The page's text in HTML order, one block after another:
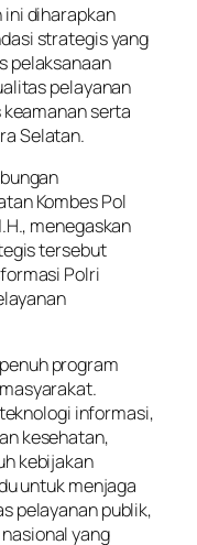
ini diharapkan
strategis yang
pelaksanaan
pelayanan
serta
Selatan.
Kombes Pol
menegaskan
tersebut
Polri
program
informasi,
kesehatan,
kebijakan
untuk menjaga
pelayanan publik,
yang